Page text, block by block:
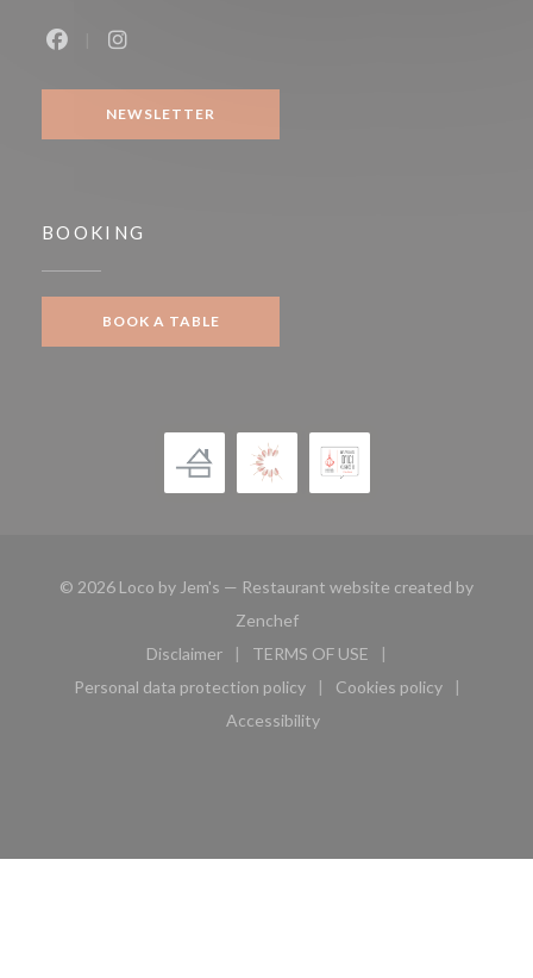
NEWSLETTER
BOOKING
BOOK A TABLE
© 2026 Loco by Jem's — Restaurant website created by
Zenchef((opens in a new window))
Disclaimer
((opens in a new window))
TERMS OF USE
((opens in a new window))
Personal data protection policy
((opens in a new window))
Cookies policy
((opens in a new
Accessibility
((opens in a new window))